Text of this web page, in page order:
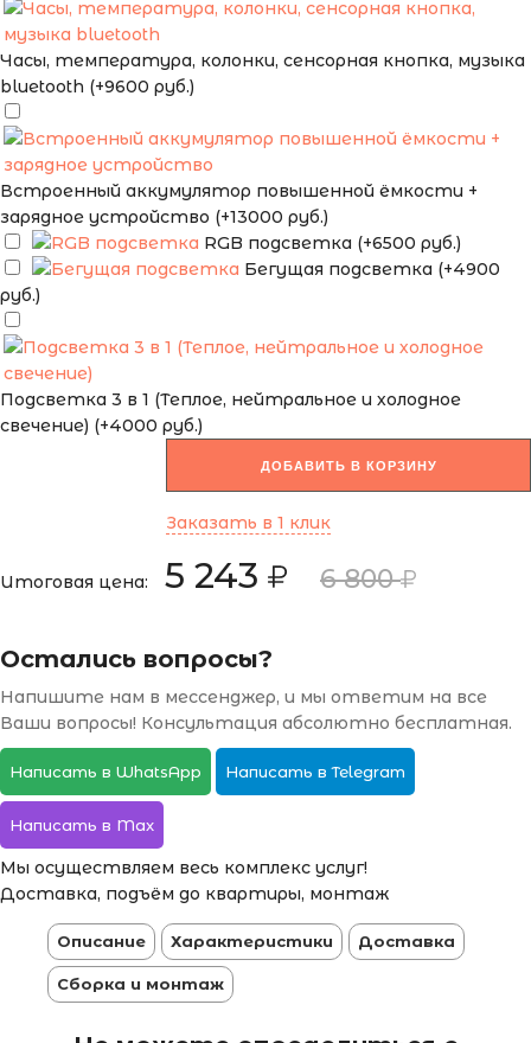
Часы, температура, колонки, сенсорная кнопка, музыка
bluetooth (+9600 руб.)
Встроенный аккумулятор повышенной ёмкости +
зарядное устройство (+13000 руб.)
RGB подсветка (+6500 руб.)
Бегущая подсветка (+4900
руб.)
Подсветка 3 в 1 (Теплое, нейтральное и холодное
свечение) (+4000 руб.)
ДОБАВИТЬ В КОРЗИНУ
Заказать в 1 клик
Итоговая цена: 5 243 6 800
Остались вопросы?
Напишите нам в мессенджер, и мы ответим на все
Ваши вопросы! Консультация абсолютно бесплатная.
Написать в WhatsApp Написать в Telegram
Написать в Max
Мы осуществляем весь комплекс услуг!
Доставка, подъём до квартиры, монтаж
Описание Характеристики Доставка
Сборка и монтаж